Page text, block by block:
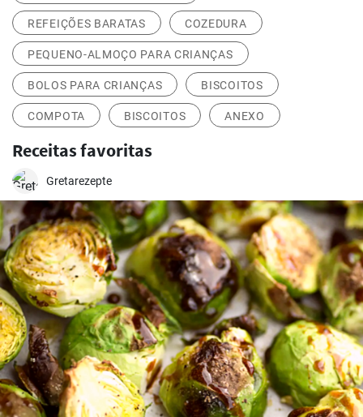
REFEIÇÕES BARATAS COZEDURA
PEQUENO-ALMOÇO PARA CRIANÇAS
BOLOS PARA CRIANÇAS BISCOITOS
COMPOTA BISCOITOS ANEXO
Receitas favoritas
Gretarezepte